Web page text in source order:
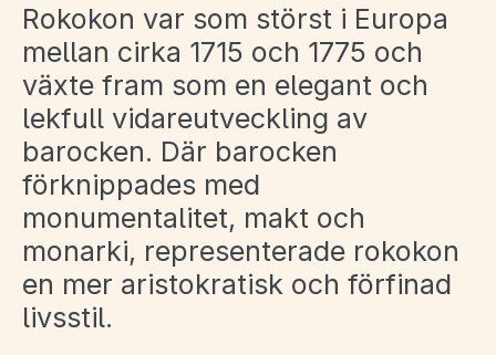
Rokokon var som störst i Europa
mellan cirka 1715 och 1775 och
växte fram som en elegant och
lekfull vidareutveckling av
barocken. Där barocken
förknippades med
monumentalitet, makt och
monarki, representerade rokokon
en mer aristokratisk och förfinad
livsstil.